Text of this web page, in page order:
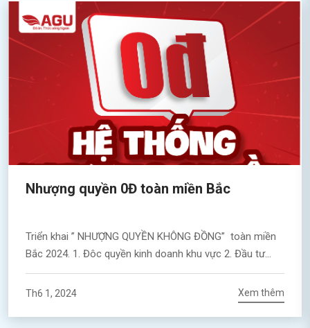
Nhượng quyền 0Đ toàn miền Bắc
Triển khai ” NHƯỢNG QUYỀN KHÔNG ĐỒNG” toàn miền
Bắc 2024. 1. Đôc quyền kinh doanh khu vực 2. Đầu tư
thấp thời gian hoàn vốn dưói 6 tháng 3. Thu nhập không
giới hạn Bạn muốn được hỗ trợ miễn phí tư vấn triển
khai, đào tao nghề và vận hành kinh doanh nghành […]
Th6 1, 2024 Xem thêm